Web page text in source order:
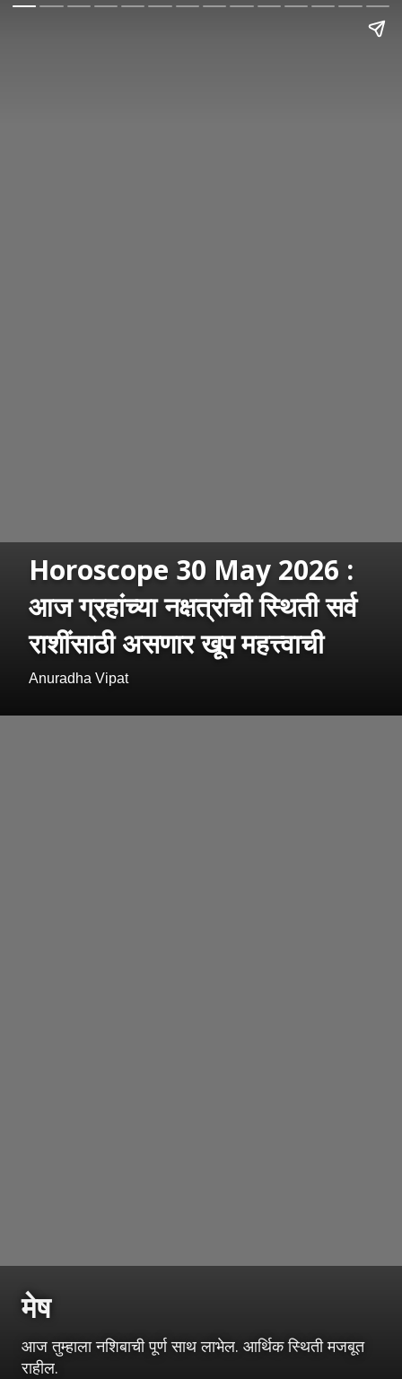
Horoscope 30 May 2026 :
आज ग्रहांच्या नक्षत्रांची स्थिती सर्व
राशींसाठी असणार खूप महत्त्वाची
Anuradha Vipat
मेष
आज तुम्हाला नशिबाची पूर्ण साथ लाभेल. आर्थिक स्थिती मजबूत
राहील.